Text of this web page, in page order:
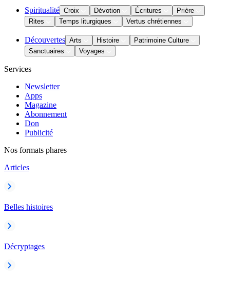
Spiritualité Croix Dévotion Écritures
Prière
Rites
Temps liturgiques Vertus chrétiennes
Découvertes Arts Histoire
Patrimoine Culture
Sanctuaires
Voyages
Services
Newsletter
Apps
Magazine
Abonnement
Don
Publicité
Nos formats phares
Articles
Belles histoires
Décryptages